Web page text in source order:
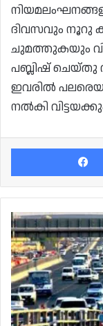
ദിവസവും നൂറു
ചുമത്തുകയും
പബ്ലിഷ് ചെയ്തു
ഇവരിൽ
നൽകി
ഖത്തറിൽ
പുതുതായി
ഡ്രൈവിംഗ്
ലൈസൻസ്
നേടിയവർ
600
ശതമാനത്തിൽ
കൂടുതൽ;